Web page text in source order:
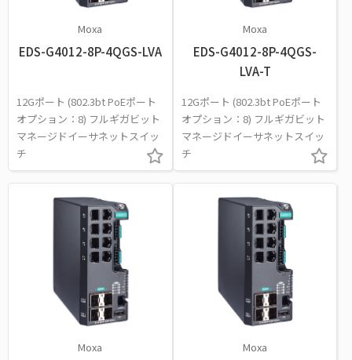
Moxa
EDS-G4012-8P-4QGS-LVA
12Gポート (802.3bt PoEポート
オプション：8) フルギガビット
マネージドイーサネットスイッ
チ
Moxa
EDS-G4012-8P-4QGS-
LVA-T
12Gポート (802.3bt PoEポート
オプション：8) フルギガビット
マネージドイーサネットスイッ
チ
Moxa Moxa